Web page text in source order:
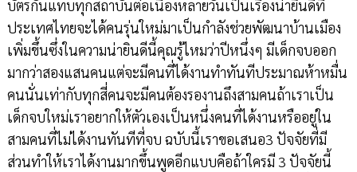
บัตรกันแทบทุกสถาบันต่อเนื่องหลายวันเป็นเรื่องน่ายินดีที่
ประเทศไทยจะได้คนรุ่นใหม่มาเป็นกำลังช่วยพัฒนาบ้านเมือง
เพิ่มขึ้นซึ่งในความน่ายินดีนี้คุณรู้ไหมว่าปีหนึ่งๆ มีเด็กจบออก
มากว่าสองแสนคนแต่จะมีคนที่ได้งานทำทันทีประมาณห้าหมื่น
คนนั่นเท่ากับทุกสี่คนจะมีคนต้องรองานถึงสามคนถ้าเราเป็น
เด็กจบใหม่เราอยากให้ตัวเองเป็นหนึ่งคนที่ได้งานหรืออยู่ใน
สามคนที่ไม่ได้งานทันทีที่จบ ฉบับนี้เราขอเสนอ3 ปัจจัยที่มี
ส่วนทำให้เราได้งานมากขึ้นพูดอีกแบบคือถ้าใครมี 3 ปัจจัยนี้